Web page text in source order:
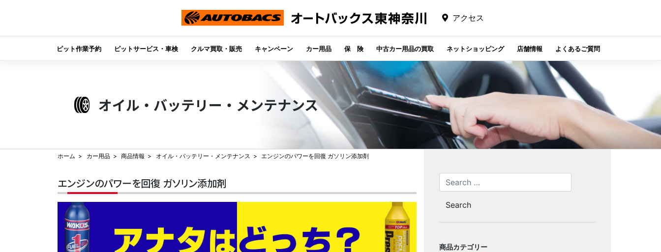
アクセス
ピット作業予約 ピットサービス・車検 クルマ買取・販売 キャンペーン カー用品 保 険 中古カー用品の買取 ネットショッピング 店舗情報 よくあるご質問
オイル・バッテリー・メンテナンス
ホーム カー用品 商品情報 オイル・バッテリー・メンテナンス エンジンのパワーを回復 ガソリン添加剤
エンジンのパワーを回復 ガソリン添加剤
商品カテゴリー